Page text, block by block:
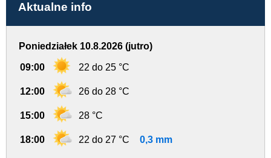
Aktualne info
Poniedziałek 10.8.2026 (jutro)
09:00 22 do 25 °C
12:00 26 do 28 °C
15:00 28 °C
18:00 22 do 27 °C 0,3 mm